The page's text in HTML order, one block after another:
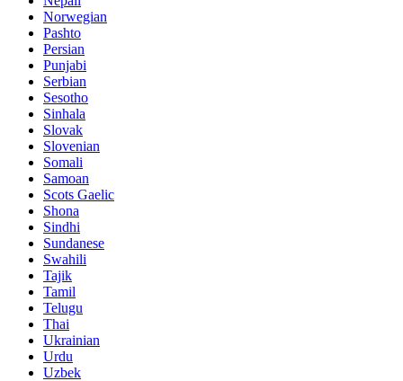
Norwegian
Pashto
Persian
Punjabi
Serbian
Sesotho
Sinhala
Slovak
Slovenian
Somali
Samoan
Scots Gaelic
Shona
Sindhi
Sundanese
Swahili
Tajik
Tamil
Telugu
Thai
Ukrainian
Urdu
Uzbek